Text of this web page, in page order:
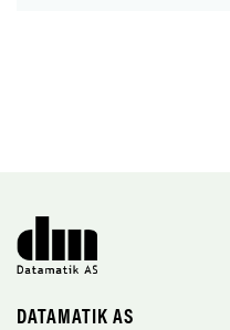
DATAMATIK AS